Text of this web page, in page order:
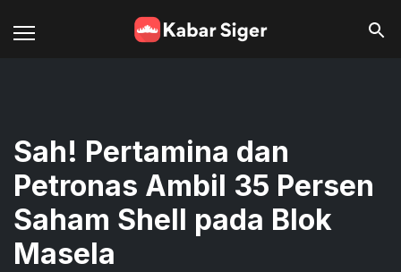
Sah! Pertamina dan
Petronas Ambil 35 Persen
Saham Shell pada Blok
Masela